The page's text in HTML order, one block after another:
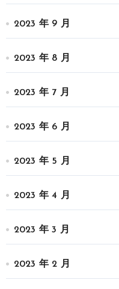
2023 年 9 月
2023 年 8 月
2023 年 7 月
2023 年 6 月
2023 年 5 月
2023 年 4 月
2023 年 3 月
2023 年 2 月